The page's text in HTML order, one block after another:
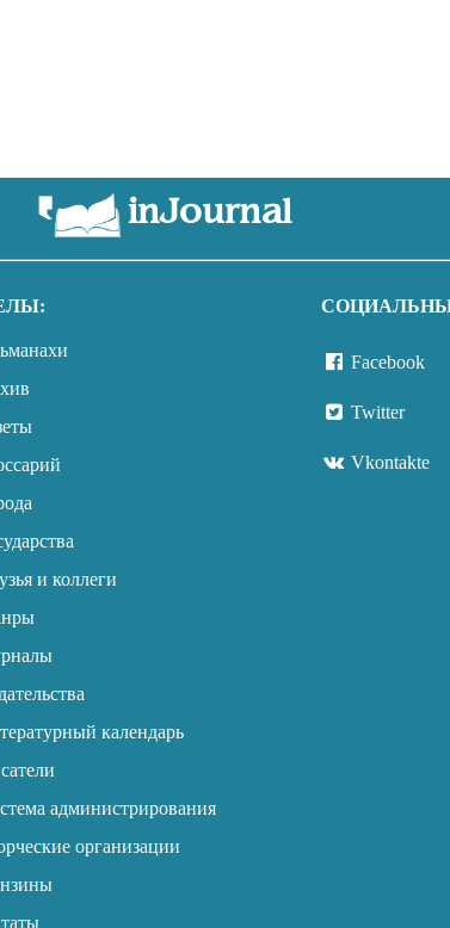
inJournal
Facebook
Twitter
Vkontakte
и коллеги
календарь
администрирования
организации